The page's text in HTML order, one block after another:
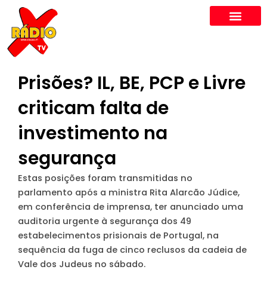
content
Prisões? IL, BE, PCP e Livre
criticam falta de
investimento na
segurança
Estas posições foram transmitidas no
parlamento após a ministra Rita Alarcão Júdice,
em conferência de imprensa, ter anunciado uma
auditoria urgente à segurança dos 49
estabelecimentos prisionais de Portugal, na
sequência da fuga de cinco reclusos da cadeia de
Vale dos Judeus no sábado.